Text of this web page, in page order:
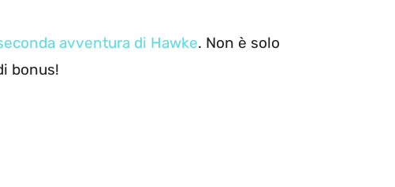
avventura di Hawke. Non è solo
bonus!